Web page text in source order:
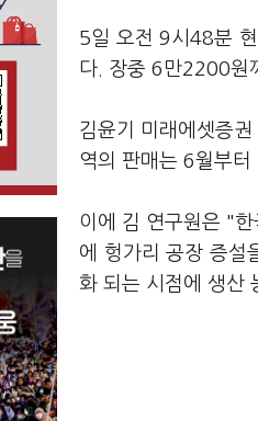
5일 오전 9시48분
다. 장중 6만2200원
김윤기 미래에셋증
역의 판매는 6월부터
이에 김 연구원은 "
에 헝가리 공장 증설
화 되는 시점에 생산